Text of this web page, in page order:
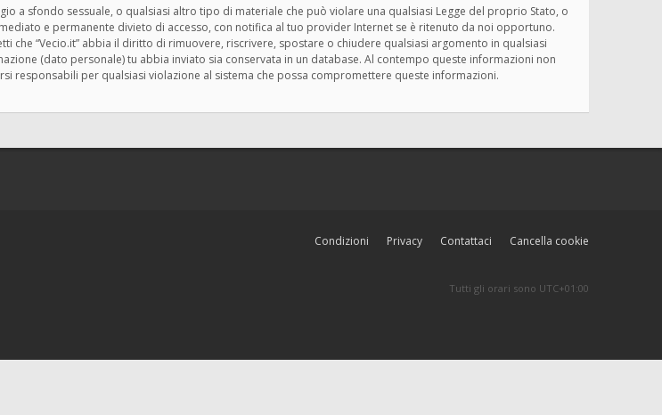
a sfondo sessuale, o qualsiasi altro tipo di materiale che può violare una qualsiasi Legge del proprio Stato, o
e permanente divieto di accesso, con notifica al tuo provider Internet se è ritenuto da noi opportuno.
che “Vecio.it” abbia il diritto di rimuovere, riscrivere, spostare o chiudere qualsiasi argomento in qualsiasi
(dato personale) tu abbia inviato sia conservata in un database. Al contempo queste informazioni non
responsabili per qualsiasi violazione al sistema che possa compromettere queste informazioni.
Cancella cookie
Contattaci
Privacy
Condizioni
Tutti gli orari sono UTC+01:00